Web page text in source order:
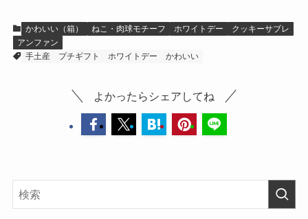
かわいい（箱） ねこ・肉球モチーフ ホワイトデー
クッキーサブレ
アンファン
手土産
プチギフト ホワイトデー かわいい
よかったらシェアしてね